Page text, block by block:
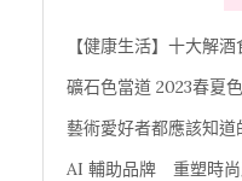
【健康生活】十大解
礦石色當道 2023春夏
藝術愛好者都應該知
AI 輔助品牌 重塑時尚